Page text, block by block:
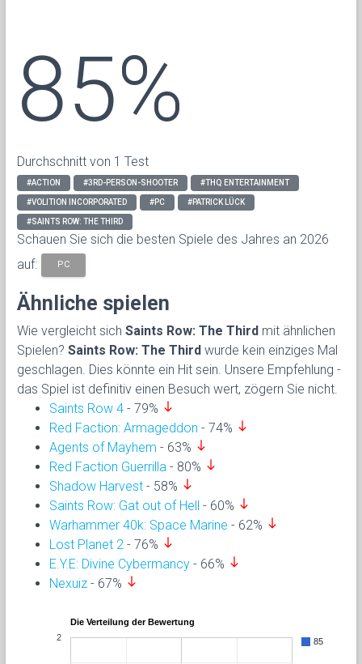
85%
Durchschnitt von 1 Test
#ACTION #3RD-PERSON-SHOOTER #THQ ENTERTAINMENT
#VOLITION INCORPORATED #PC #PATRICK LÜCK
#SAINTS ROW: THE THIRD
Schauen Sie sich die besten Spiele des Jahres an 2026
auf:
PC
Ähnliche spielen
Wie vergleicht sich Saints Row: The Third mit ähnlichen
Spielen? Saints Row: The Third wurde kein einziges Mal
geschlagen. Dies könnte ein Hit sein. Unsere Empfehlung -
das Spiel ist definitiv einen Besuch wert, zögern Sie nicht.
Saints Row 4 - 79% south
Red Faction: Armageddon - 74% south
Agents of Mayhem - 63% south
Red Faction Guerrilla - 80% south
Shadow Harvest - 58% south
Saints Row: Gat out of Hell - 60% south
Warhammer 40k: Space Marine - 62% south
Lost Planet 2 - 76% south
E.Y.E: Divine Cybermancy - 66% south
Nexuiz - 67% south
Die Verteilung der Bewertung
85
2